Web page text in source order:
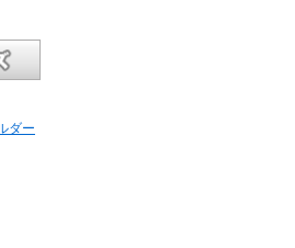
ダー